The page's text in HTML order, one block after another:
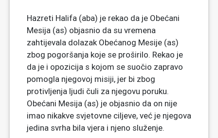
Hazreti Halifa (aba) je rekao da je Obećani
Mesija (as) objasnio da su vremena
zahtijevala dolazak Obećanog Mesije (as)
zbog pogoršanja koje se proširilo. Rekao je
da je i opozicija s kojom se suočio zapravo
pomogla njegovoj misiji, jer bi zbog
protivljenja ljudi čuli za njegovu poruku.
Obećani Mesija (as) je objasnio da on nije
imao nikakve svjetovne ciljeve, već je njegova
jedina svrha bila vjera i njeno služenje.